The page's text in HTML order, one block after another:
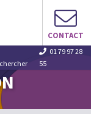
CONTACT
01 79 97 28
55